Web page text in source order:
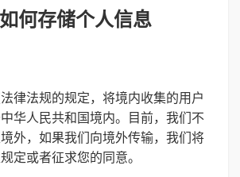
何存储个人信息
律法规的规定，将境内收集的用户
华人民共和国境内。目前，我们不
外，如果我们向境外传输，我们将
定或者征求您的同意。